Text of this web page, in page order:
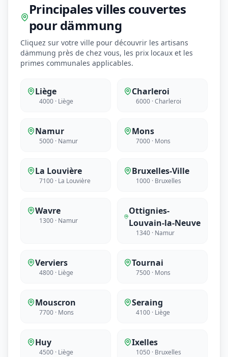
Principales villes couvertes
pour dämmung
Cliquez sur votre ville pour découvrir les artisans
dämmung près de chez vous, les prix locaux et les
primes communales applicables.
Liège
4000 · Liège
Charleroi
6000 · Charleroi
Namur
5000 · Namur
Mons
7000 · Mons
La Louvière
7100 · La Louvière
Bruxelles-Ville
1000 · Bruxelles
Wavre
1300 · Namur
Ottignies-
Louvain-la-Neuve
1340 · Namur
Verviers
4800 · Liège
Tournai
7500 · Mons
Mouscron
7700 · Mons
Seraing
4100 · Liège
Huy
4500 · Liège
Ixelles
1050 · Bruxelles